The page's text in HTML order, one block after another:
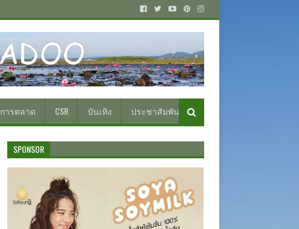
การตลาด CSR บันเทิง ประชาสัมพันธ์
SPONSOR